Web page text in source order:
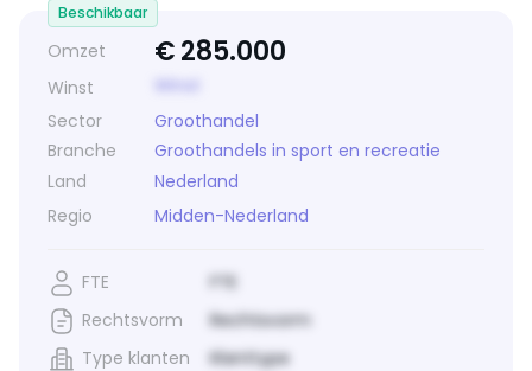
Omzet €285.000
Winst
Sector
Groothandel
Branche
Groothandels in sport en recreatie
Land
Nederland
Regio
Midden-Nederland
Beschikbaar
FTE
FTE
Rechtsvorm
Rechtsvorm
Type klanten
Klanttype